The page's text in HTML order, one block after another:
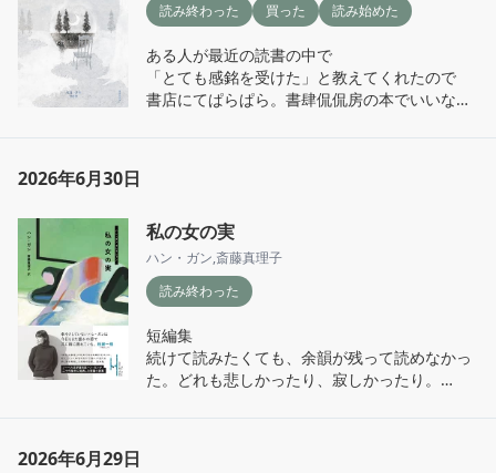
読み終わった
買った 読み始めた
ある人が最近の読書の中で
「とても感銘を受けた」と教えてくれたので
書店にてぱらぱら。書肆侃侃房の本でいいなぁ
世界中の詩人の詩を紹介して、散歩中に思った
ことなどを綴ってあって、共感できる部分もあ
った
ケ好きだよなぁ、と思いつつ。
冬が好きだという著者。雪、冬のイメージは堀
辰雄の文章を思いださせた。
2026年6月30日
私の女の実
ハン・ガン,斎藤真理子
読み終わった
短編集
続けて読みたくても、余韻が残って読めなかっ
た。どれも悲しかったり、寂しかったり。
2026年6月29日